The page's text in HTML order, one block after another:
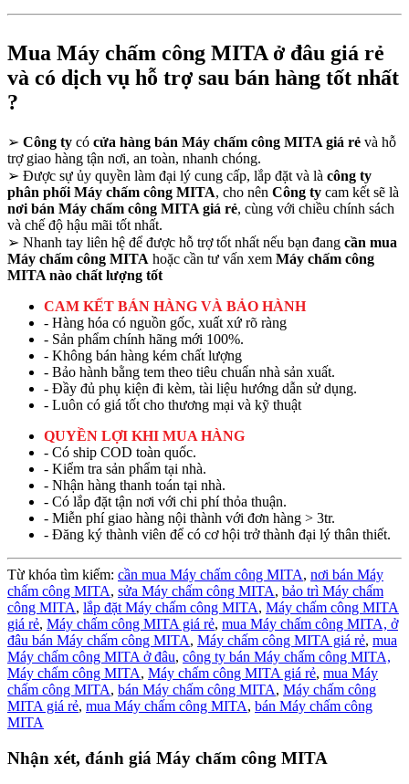
Mua Máy chấm công MITA ở đâu giá rẻ
và có dịch vụ hỗ trợ sau bán hàng tốt nhất
?
➢ Công ty có cửa hàng bán Máy chấm công MITA giá rẻ và hỗ
trợ giao hàng tận nơi, an toàn, nhanh chóng.
➢ Được sự ủy quyền làm đại lý cung cấp, lắp đặt và là công ty
phân phối Máy chấm công MITA, cho nên Công ty cam kết sẽ là
nơi bán Máy chấm công MITA giá rẻ, cùng với chiều chính sách
và chế độ hậu mãi tốt nhất.
➢ Nhanh tay liên hệ để được hỗ trợ tốt nhất nếu bạn đang cần mua
Máy chấm công MITA hoặc cần tư vấn xem Máy chấm công
MITA nào chất lượng tốt
CAM KẾT BÁN HÀNG VÀ BẢO HÀNH
- Hàng hóa có nguồn gốc, xuất xứ rõ ràng
- Sản phẩm chính hãng mới 100%.
- Không bán hàng kém chất lượng
- Bảo hành bằng tem theo tiêu chuẩn nhà sản xuất.
- Đầy đủ phụ kiện đi kèm, tài liệu hướng dẫn sử dụng.
- Luôn có giá tốt cho thương mại và kỹ thuật
QUYỀN LỢI KHI MUA HÀNG
- Có ship COD toàn quốc.
- Kiểm tra sản phẩm tại nhà.
- Nhận hàng thanh toán tại nhà.
- Có lắp đặt tận nơi với chi phí thỏa thuận.
- Miễn phí giao hàng nội thành với đơn hàng > 3tr.
- Đăng ký thành viên để có cơ hội trở thành đại lý thân thiết.
Từ khóa tìm kiếm: cần mua Máy chấm công MITA, nơi bán Máy
chấm công MITA, sửa Máy chấm công MITA, bảo trì Máy chấm
công MITA, lắp đặt Máy chấm công MITA, Máy chấm công MITA
giá rẻ, Máy chấm công MITA giá rẻ, mua Máy chấm công MITA, ở
đâu bán Máy chấm công MITA, Máy chấm công MITA giá rẻ, mua
Máy chấm công MITA ở đâu, công ty bán Máy chấm công MITA,
Máy chấm công MITA, Máy chấm công MITA giá rẻ, mua Máy
chấm công MITA, bán Máy chấm công MITA, Máy chấm công
MITA giá rẻ, mua Máy chấm công MITA, bán Máy chấm công
MITA
Nhận xét, đánh giá Máy chấm công MITA